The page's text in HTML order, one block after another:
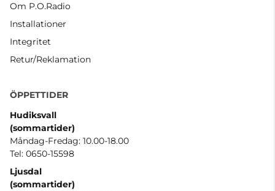
Om P.O.Radio
Installationer
Integritet
Retur/Reklamation
ÖPPETTIDER
Hudiksvall
(sommartider)
Måndag-Fredag: 10.00-18.00
Tel: 0650-15598
Ljusdal
(sommartider)